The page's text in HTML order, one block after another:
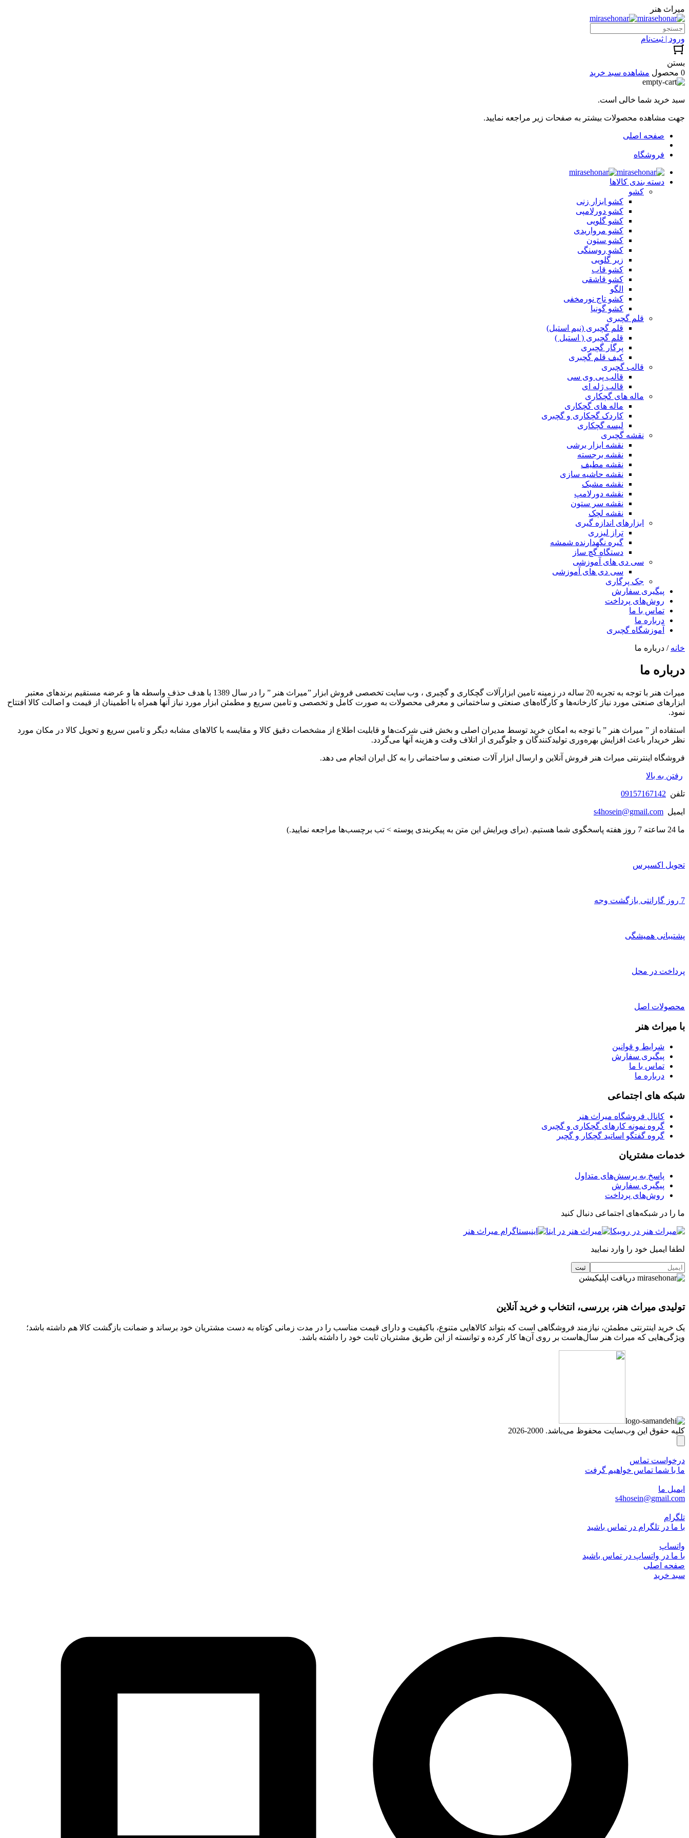
میراث هنر
ورود | ثبت‌نام
بستن
0 محصول
مشاهده سبد خرید
سبد خرید شما خالی است.
جهت مشاهده محصولات بیشتر به صفحات زیر مراجعه نمایید.
صفحه اصلی
فروشگاه
دسته بندی کالاها
کشو
کشو ابزار زنی
کشو دورلامپی
کشو گلویی
کشو مرواریدی
کشو ستون
کشو روسنگی
زیر گلویی
کشو قاب
کشو قاشقی
الگو
کشو تاج نورمخفی
کشو گونیا
قلم گچبری
قلم گچبری (نیم استیل)
قلم گچبری ( استیل )
پرگار گچبری
کیف قلم گچبری
قالب گچبری
قالب پی وی سی
قالب ژله ای
ماله های گچکاری
ماله های گچکاری
کاردک گچکاری و گچبری
لیسه گچکاری
نقشه گچبری
نقشه ابزار برشی
نقشه برجسته
نقشه مطیف
نقشه حاشیه سازی
نقشه مشبک
نقشه دورلامپ
نقشه سر ستون
نقشه لچک
ابزارهای اندازه گیری
تراز لیزری
گیره نگهدارنده شمشه
دستگاه گچ ساز
سی دی های آموزشی
سی دی های آموزشی
جک پرگاری
پیگیری سفارش
روش‌های پرداخت
تماس با ما
درباره ما
آموزشگاه گچبری
خانه / درباره ما
درباره ما
میراث هنر با توجه به تجربه 20 ساله در زمینه تامین ابزارآلات گچکاری و گچبری ، وب سایت تخصصی فروش ابزار ”میراث هنر ” را در سال 1389 با هدف حذف واسطه ها و عرضه مستقیم برندهای معتبر
ابزارهای صنعتی مورد نیاز کارخانه‌ها و کارگاه‌های صنعتی و ساختمانی و معرفی محصولات به صورت کامل و تخصصی و تامین سریع و مطمئن ابزار مورد نیاز آنها همراه با اطمینان از قیمت و اصالت کالا افتتاح
نمود.
استفاده از ” میراث هنر ” با توجه به امکان خرید توسط مدیران اصلی و بخش فنی شرکت‌ها و قابلیت اطلاع از مشخصات دقیق کالا و مقایسه با کالاهای مشابه دیگر و تامین سریع و تحویل کالا در مکان مورد
نظر خریدار باعث افزایش بهره‌وری تولیدکنندگان و جلوگیری از اتلاف وقت و هزینه آنها می‌گردد.
فروشگاه اینترنتی میراث هنر فروش آنلاین و ارسال ابزار آلات صنعتی و ساختمانی را به کل ایران انجام می دهد.
رفتن به بالا
تلفن 09157167142
ایمیل s4hosein@gmail.com
ما 24 ساعته 7 روز هفته پاسخگوی شما هستیم. (برای ویرایش این متن به پیکربندی پوسته > تب برچسب‌ها مراجعه نمایید.)
تحویل اکسپرس
7 روز گارانتی بازگشت وجه
پشتیبانی همیشگی
پرداخت در محل
محصولات اصل
با میراث هنر
شرایط و قوانین
پیگیری سفارش
تماس با ما
درباره ما
شبکه های اجتماعی
کانال فروشگاه میراث هنر
گروه نمونه کارهای گچکاری و گچبری
گروه گفتگو اساتید گچکار و گچبر
خدمات مشتریان
پاسخ به پرسش‌های متداول
پیگیری سفارش
روش‌های پرداخت
ما را در شبکه‌های اجتماعی دنبال کنید
لطفا ایمیل خود را وارد نمایید
دریافت اپلیکیشن
تولیدی میراث هنر، بررسی، انتخاب و خرید آنلاین
یک خرید اینترنتی مطمئن، نیازمند فروشگاهی است که بتواند کالاهایی متنوع، باکیفیت و دارای قیمت مناسب را در مدت زمانی کوتاه به دست مشتریان خود برساند و ضمانت بازگشت کالا هم داشته باشد؛
ویژگی‌هایی که میراث هنر سال‌هاست بر روی آن‌ها کار کرده و توانسته از این طریق مشتریان ثابت خود را داشته باشد.
کلیه حقوق این وب‌سایت محفوظ می‌باشد. 2000-2026
درخواست تماس
ما با شما تماس خواهیم گرفت
ایمیل ما
s4hosein@gmail.com
تلگرام
با ما در تلگرام در تماس باشید
واتساپ
با ما در واتساپ در تماس باشید
صفحه اصلی
سبد خرید